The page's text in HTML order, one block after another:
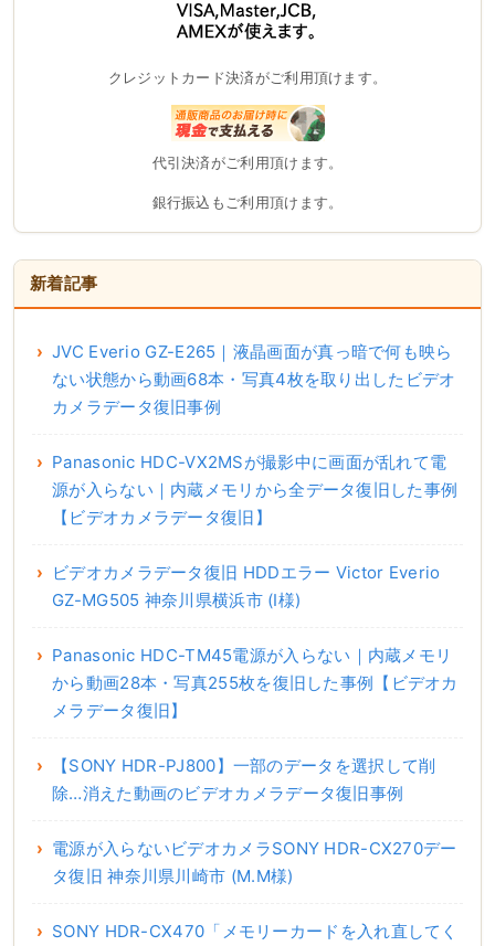
クレジットカード決済がご利用頂けます。
代引決済がご利用頂けます。
銀行振込もご利用頂けます。
新着記事
JVC Everio GZ-E265｜液晶画面が真っ暗で何も映ら
ない状態から動画68本・写真4枚を取り出したビデオ
カメラデータ復旧事例
Panasonic HDC-VX2MSが撮影中に画面が乱れて電
源が入らない｜内蔵メモリから全データ復旧した事例
【ビデオカメラデータ復旧】
ビデオカメラデータ復旧 HDDエラー Victor Everio
GZ-MG505 神奈川県横浜市 (I様)
Panasonic HDC-TM45電源が入らない｜内蔵メモリ
から動画28本・写真255枚を復旧した事例【ビデオカ
メラデータ復旧】
【SONY HDR-PJ800】一部のデータを選択して削
除…消えた動画のビデオカメラデータ復旧事例
電源が入らないビデオカメラSONY HDR-CX270デー
タ復旧 神奈川県川崎市 (M.M様)
SONY HDR-CX470「メモリーカードを入れ直してく